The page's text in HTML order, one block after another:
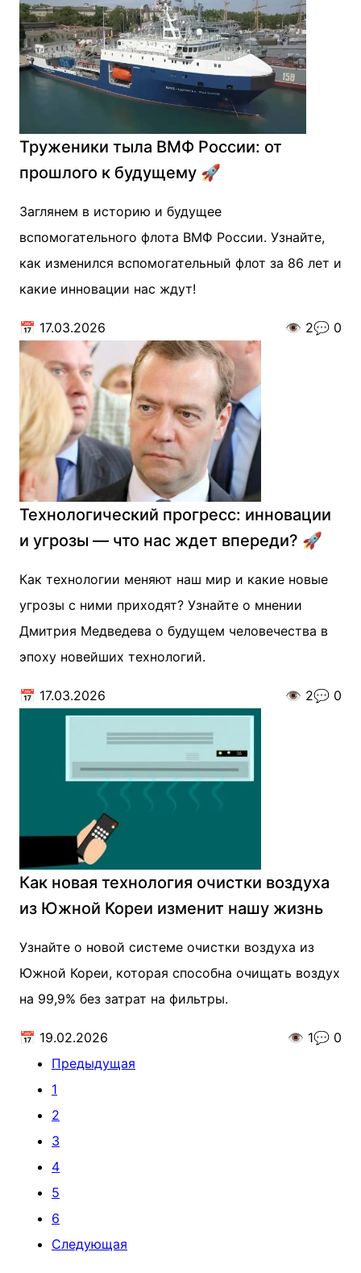
Труженики тыла ВМФ России: от
прошлого к будущему 🚀
Заглянем в историю и будущее
вспомогательного флота ВМФ России. Узнайте,
как изменился вспомогательный флот за 86 лет и
какие инновации нас ждут!
📅 17.03.2026 👁️ 2💬 0
Технологический прогресс: инновации
и угрозы — что нас ждет впереди? 🚀
Как технологии меняют наш мир и какие новые
угрозы с ними приходят? Узнайте о мнении
Дмитрия Медведева о будущем человечества в
эпоху новейших технологий.
📅 17.03.2026 👁️ 2💬 0
Как новая технология очистки воздуха
из Южной Кореи изменит нашу жизнь
Узнайте о новой системе очистки воздуха из
Южной Кореи, которая способна очищать воздух
на 99,9% без затрат на фильтры.
📅 19.02.2026 👁️ 1💬 0
Предыдущая
1
2
3
4
5
6
Следующая